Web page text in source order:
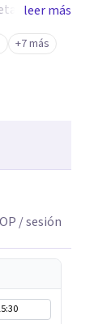
de la
de cada
y una
si
sin
leer más
+7 más
/ sesión